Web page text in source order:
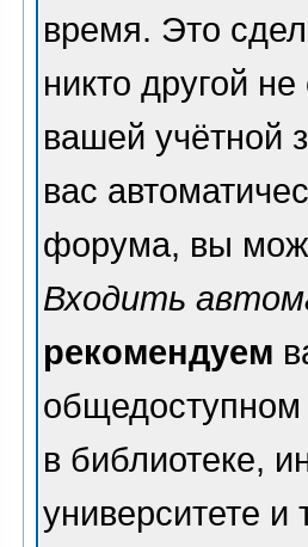
время. Это
никто другой
вашей учётной
вас
форума, вы
Входить
рекомендуем
в библиотеке,
университете и